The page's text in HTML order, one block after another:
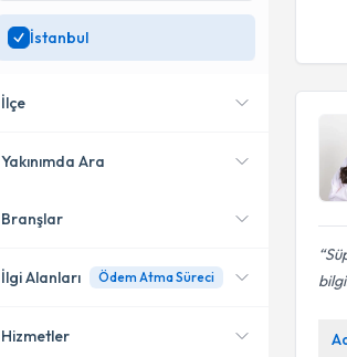
uzman ara
İstanbul
İlçe
Bakırköy
Büyükçekmece
Yakınımda Ara
Konumuma yakın uzmanları
Branşlar
Diyetisyen
İlgi Alanları Ödem Atma Süreci
Hizmetler